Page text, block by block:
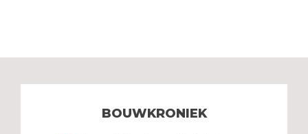
BOUWKRONIEK